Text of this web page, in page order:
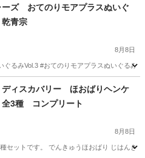
ゃ サイバー
ーズ おてのりモアプラスぬいぐ
青宗
8月8日
ぐるみVol.3 #おてのりモアプラスぬいぐる
ゃ リベンジャーズ
ィスカバリー ほおばりヘンケ
3種 コンプリート
8月8日
セットです。 でんきゅうほおばり じはん